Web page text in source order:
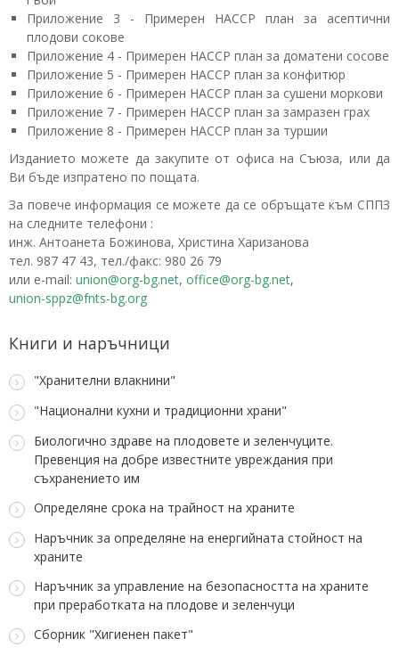
Приложение 3 - Примерен HАCCP план за асептични
плодови сокове
Приложение 4 - Примерен HАCCP план за доматени сосове
Приложение 5 - Примерен HАCCP план за конфитюр
Приложение 6 - Примерен HАCCP план за сушени моркови
Приложение 7 - Примерен HАCCP план за замразен грах
Приложение 8 - Примерен HАCCP план за туршии
Изданието можете да закупите от офиса на Съюза, или да
Ви бъде изпратено по пощата.
За повече информация се можете да се обръщате към СППЗ
на следните телефони :
инж. Антоанета Божинова, Христина Харизанова
тел. 987 47 43, тел./факс: 980 26 79
или е-mail: union@org-bg.net, office@org-bg.net,
union-sppz@fnts-bg.org
Книги и наръчници
"Хранителни влакнини"
"Национални кухни и традиционни храни"
Биологично здраве на плодовете и зеленчуците.
Превенция на добре известните увреждания при
съхранението им
Определяне срока на трайност на храните
Наръчник за определяне на енергийната стойност на
храните
Наръчник за управление на безопасността на храните
при преработката на плодове и зеленчуци
Сборник "Хигиенен пакет"